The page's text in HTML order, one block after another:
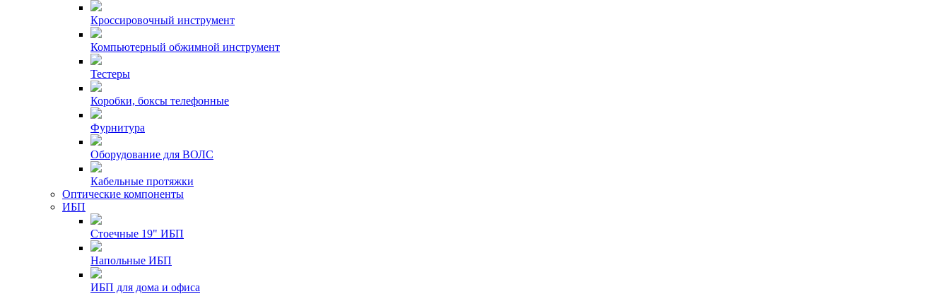
Кроссировочный инструмент
Компьютерный обжимной инструмент
Тестеры
Коробки, боксы телефонные
Фурнитура
Оборудование для ВОЛС
Кабельные протяжки
Оптические компоненты
ИБП
Стоечные 19" ИБП
Напольные ИБП
ИБП для дома и офиса